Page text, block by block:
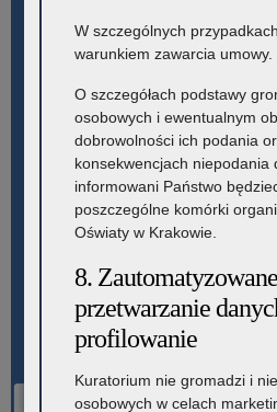
W szczególnych
warunkiem zawarcia umowy.
O szczegółach podstawy
osobowych i ewentualnym
dobrowolności ich podania
konsekwencjach niepodania
informowani Państwo
poszczególne komórki
Oświaty w Krakowie.
8. Zautomatyzowane
przetwarzanie
profilowanie
Kuratorium nie gromadzi i
osobowych w celach